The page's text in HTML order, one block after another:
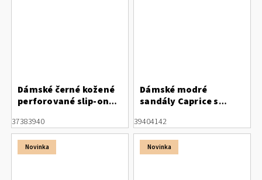
Dámské černé kožené
perforované slip-on
37383940
Dámské modré
sandály Caprice s
39404142
Novinka Novinka